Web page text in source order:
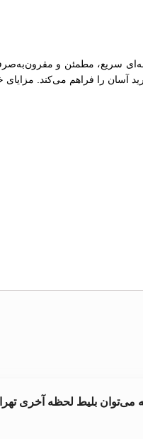
سریع، مطمئن و
آسان را فراهم می‌کند. مزایای
می‌توان بلیط لحظه آخری